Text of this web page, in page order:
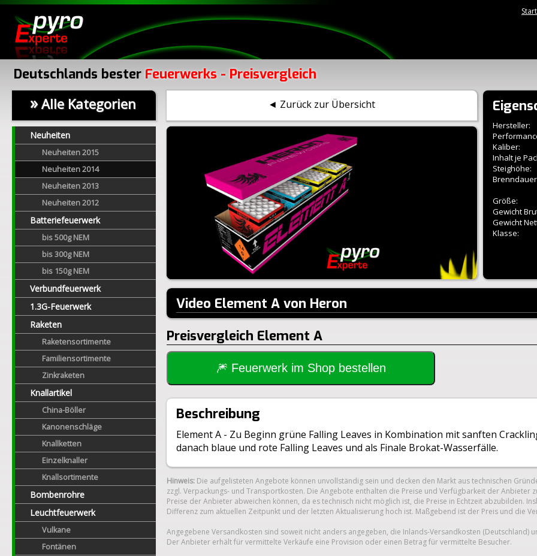
Deutschlands bester Feuerwerks - Preisvergleich
»Alle Kategorien
Neuheiten
Neuheiten 2015
Neuheiten 2014
Neuheiten 2013
Neuheiten 2012
Batteriefeuerwerk
bis 500g NEM
bis 300g NEM
bis 150g NEM
Verbundfeuerwerk
1.3G-Feuerwerk
Raketen
Raketensortimente
Familiensortimente
Zinkraketen
Knallartikel
China-Böller
Kanonenschläge
Knallketten
Einzelknaller
Knallsortimente
Bombenrohre
Leuchtfeuerwerk
Vulkane
Fontänen
◄ Zurück zur Übersicht
Hersteller:
Kaliber:
Inhalt je
Steighöhe:
Größe:
Gewicht
Gewicht
Klasse:
Video Element A von Heron
Preisvergleich Element A
🎆 Feuerwerk im Shop bestellen
Beschreibung
Element A - Zu Beginn grüne Falling Leaves in Kombination mit sanften
danach blaue und rote Falling Leaves und als Finale Brokat-Wasserfälle.
Hinweis: Die aufgelisteten Angebote können unvollständig sein und decken den Markt aus technischen
zzgl. Verpackungs- und Transportkosten. Die Angebote enthalten die Preise und Verfügbarkeit der Anbieter
Preise der Anbieter abweichen können, da es technisch nicht möglich ist, die Preise in Echtzeit abzubilden.
Differenz zum aktuellen Zeitpunkt und der letzten Aktualisierung hoch ist. Maßgebend ist der Preis und die
Angegebene Versandkosten sind soweit nicht anders angegeben, die Inlands-Versandkosten (Deutschland)
Der Anbieter erhält für vermittelte Verkäufe eine Provision oder einen Betrag für vermittelte Besucher.